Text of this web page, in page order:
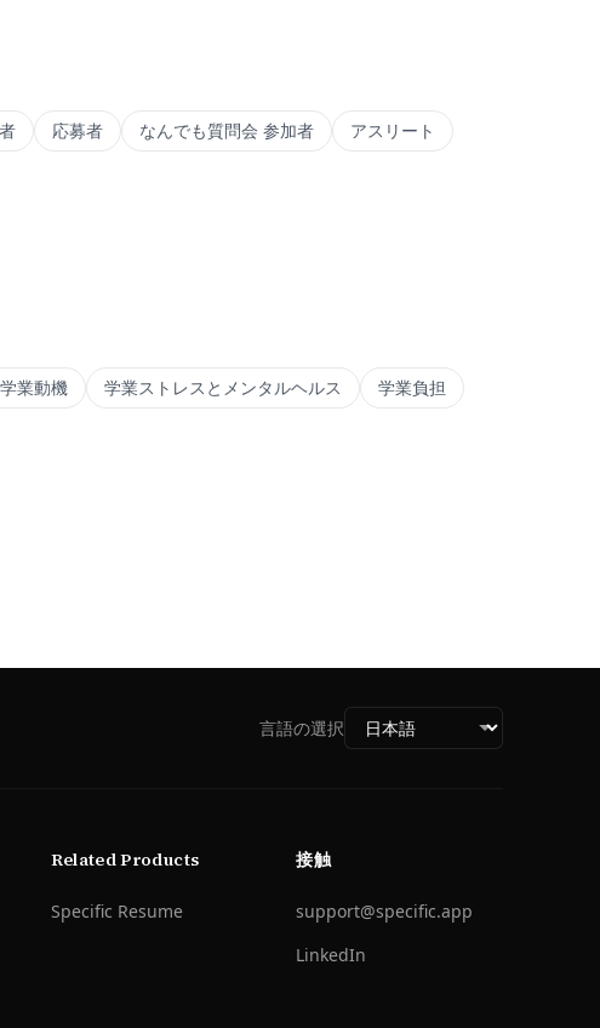
応募者 なんでも質問会 参加者
アスリート
学業動機 学業ストレスとメンタルヘルス
学業負担
言語の選択
Related Products
Specific Resume
接触
support@specific.app
LinkedIn